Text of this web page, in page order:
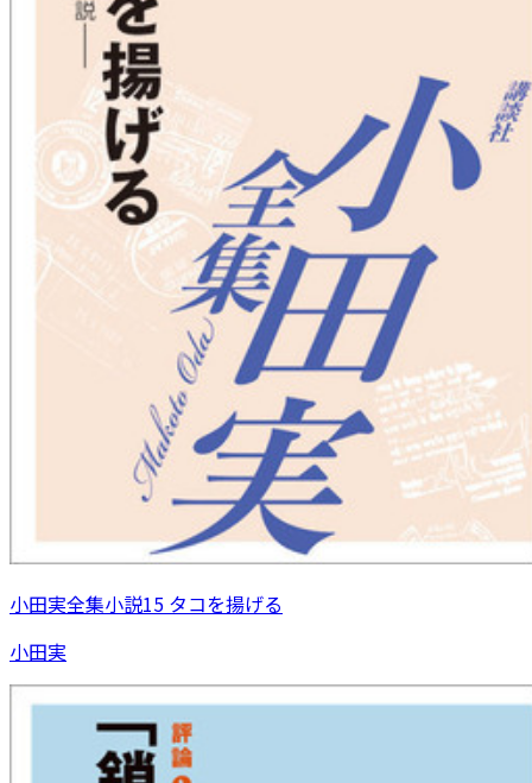
小田実全集小説15 タコを揚げる
小田実